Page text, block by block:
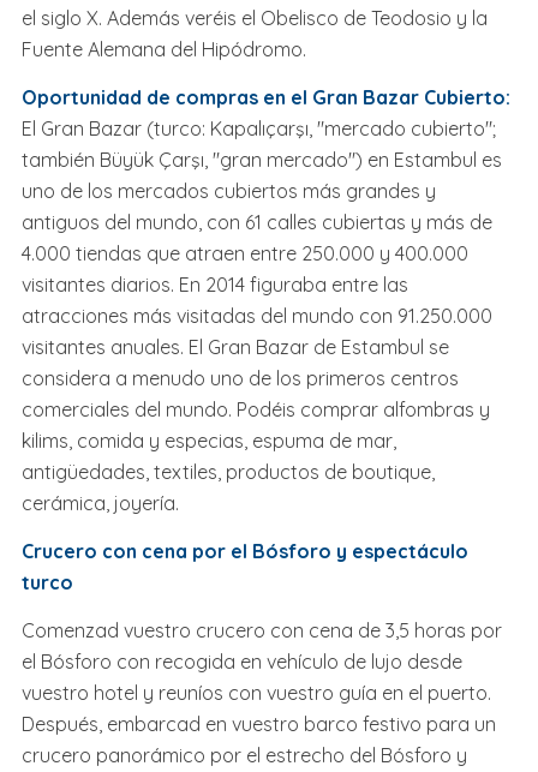
el siglo X. Además veréis el Obelisco de Teodosio y la
Fuente Alemana del Hipódromo.
Oportunidad de compras en el Gran Bazar Cubierto:
El Gran Bazar (turco: Kapalıçarşı, "mercado cubierto";
también Büyük Çarşı, "gran mercado") en Estambul es
uno de los mercados cubiertos más grandes y
antiguos del mundo, con 61 calles cubiertas y más de
4.000 tiendas que atraen entre 250.000 y 400.000
visitantes diarios. En 2014 figuraba entre las
atracciones más visitadas del mundo con 91.250.000
visitantes anuales. El Gran Bazar de Estambul se
considera a menudo uno de los primeros centros
comerciales del mundo. Podéis comprar alfombras y
kilims, comida y especias, espuma de mar,
antigüedades, textiles, productos de boutique,
cerámica, joyería.
Crucero con cena por el Bósforo y espectáculo
turco
Comenzad vuestro crucero con cena de 3,5 horas por
el Bósforo con recogida en vehículo de lujo desde
vuestro hotel y reuníos con vuestro guía en el puerto.
Después, embarcad en vuestro barco festivo para un
crucero panorámico por el estrecho del Bósforo y